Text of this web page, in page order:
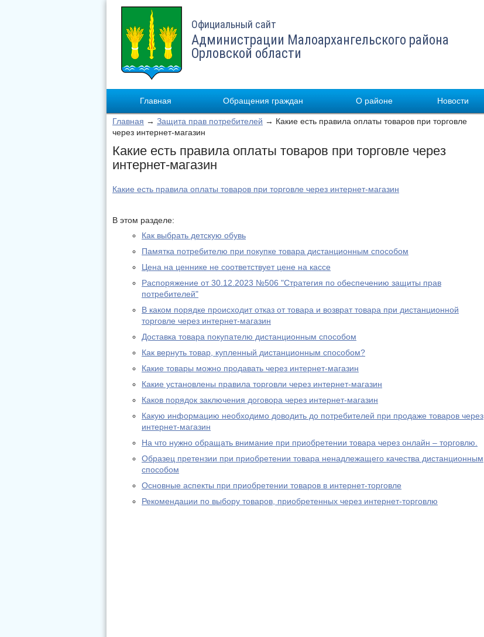
Официальный сайт
Администрации Малоархангельского района
Орловской области
Главная Обращения граждан О районе Новости
Главная → Защита прав потребителей → Какие есть правила оплаты товаров при торговле
через интернет-магазин
Какие есть правила оплаты товаров при торговле через
интернет-магазин
Какие есть правила оплаты товаров при торговле через интернет-магазин
В этом разделе:
Как выбрать детскую обувь
Памятка потребителю при покупке товара дистанционным способом
Цена на ценнике не соответствует цене на кассе
Распоряжение от 30.12.2023 №506 "Стратегия по обеспечению защиты прав
потребителей"
В каком порядке происходит отказ от товара и возврат товара при дистанционной
торговле через интернет-магазин
Доставка товара покупателю дистанционным способом
Как вернуть товар, купленный дистанционным способом?
Какие товары можно продавать через интернет-магазин
Какие установлены правила торговли через интернет-магазин
Каков порядок заключения договора через интернет-магазин
Какую информацию необходимо доводить до потребителей при продаже товаров через
интернет-магазин
На что нужно обращать внимание при приобретении товара через онлайн – торговлю.
Образец претензии при приобретении товара ненадлежащего качества дистанционным
способом
Основные аспекты при приобретении товаров в интернет-торговле
Рекомендации по выбору товаров, приобретенных через интернет-торговлю